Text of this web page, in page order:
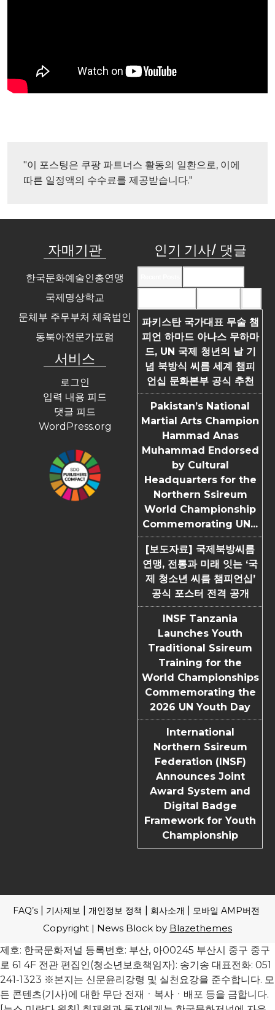
"이 포스팅은 쿠팡 파트너스 활동의 일환으로, 이에
따른 일정액의 수수료를 제공받습니다."
자매기관
한국문화예술인총연맹
국제명상학교
문체부 주무부처 체육법인
동북아전문가포럼
서비스
로그인
입력 내용 피드
댓글 피드
WordPress.org
인기 기사/ 댓글
파키스탄 국가대표 무술 챔
피언 하마드 아나스 무하마
드, UN 국제 청년의 날 기
념 북방식 씨름 세계 챔피
언십 문화본부 공식 추천
Pakistan’s National
Martial Arts Champion
Hammad Anas
Muhammad Endorsed
by Cultural
Headquarters for the
Northern Ssireum
World Championship
Commemorating UN...
[보도자료] 국제북방씨름
연맹, 전통과 미래 잇는 ‘국
제 청소년 씨름 챔피언십’
공식 포스터 전격 공개
INSF Tanzania
Launches Youth
Traditional Ssireum
Training for the
World Championships
Commemorating the
2026 UN Youth Day
International
Northern Ssireum
Federation (INSF)
Announces Joint
Award System and
Digital Badge
Framework for Youth
Championship
FAQ’s 기사제보 개인정보 정책 회사소개 모바일 AMP버전
Copyright | News Block by Blazethemes
제호: 한국문화저널 등록번호: 부산, 아00245 부산시 중구 중구
로 61 4F 전관 편집인(청소년보호책임자): 송기송 대표전화: 051
241-1323 ※본지는 신문윤리강령 및 실천요강을 준수합니다. 모
든 콘텐츠(기사)에 대한 무단 전재ㆍ복사ㆍ배포 등을 금합니다.